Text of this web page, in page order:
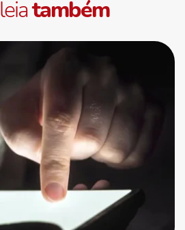
leiatambém